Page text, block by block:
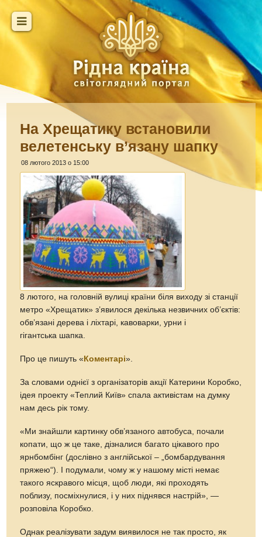
На Хрещатику встановили
велетенську в’язану шапку
08 лютого 2013 о 15:00
8 лютого, на головній вулиці країни біля виходу зі станції
метро «Хрещатик» з’явилося декілька незвичних об’єктів:
обв’язані дерева і ліхтарі, кавоварки, урни і
гігантська шапка.
Про це пишуть « Коментарі».
За словами однієї з організаторів акції Катерини Коробко,
ідея проекту «Теплий Київ» спала активістам на думку
нам десь рік тому.
«Ми знайшли картинку обв’язаного автобуса, почали
копати, що ж це таке, дізналися багато цікавого про
ярнбомбінг (дослівно з англійської – „бомбардування
пряжею“). І подумали, чому ж у нашому місті немає
такого яскравого місця, щоб люди, які проходять
поблизу, посміхнулися, і у них піднявся настрій», —
розповіла Коробко.
Однак реалізувати задум виявилося не так просто, як